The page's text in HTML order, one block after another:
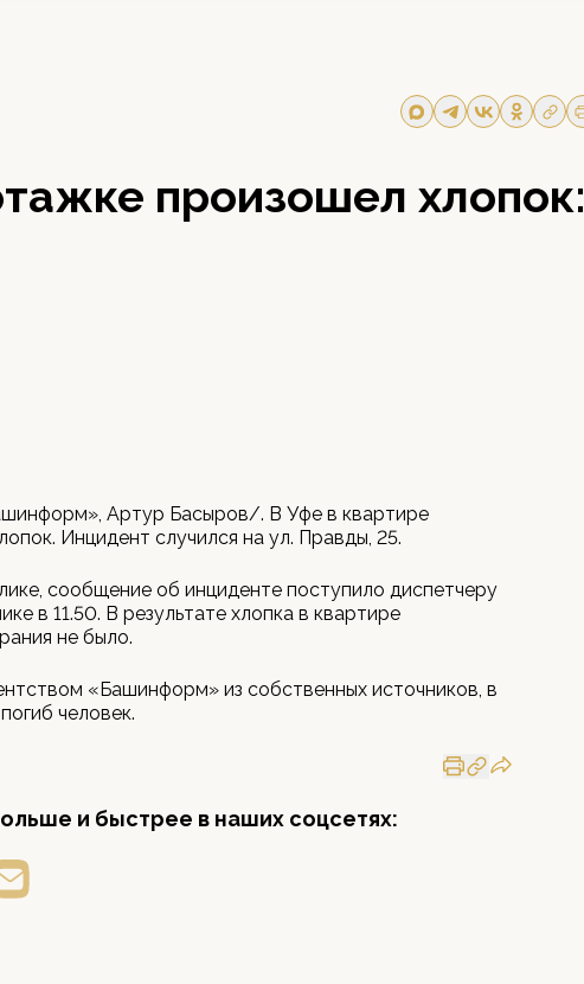
произошел хлопок:
Артур Басыров/. В Уфе в квартире
Инцидент случился на ул. Правды, 25.
сообщение об инциденте поступило диспетчеру
в 11.50. В результате хлопка в квартире
не было.
«Башинформ» из собственных источников, в
человек.
и быстрее в наших соцсетях: